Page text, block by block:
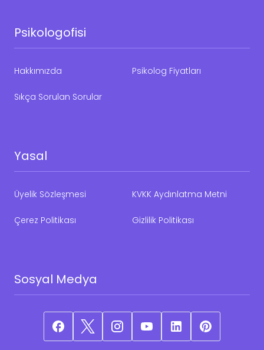
Psikologofisi
Hakkımızda Psikolog Fiyatları
Sıkça Sorulan Sorular
Yasal
Üyelik Sözleşmesi KVKK Aydınlatma Metni
Çerez Politikası Gizlilik Politikası
Sosyal Medya